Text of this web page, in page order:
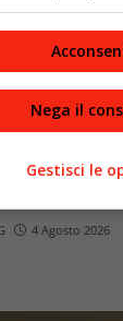
3,
4 Agosto 2026
Nega il
Gestisci le